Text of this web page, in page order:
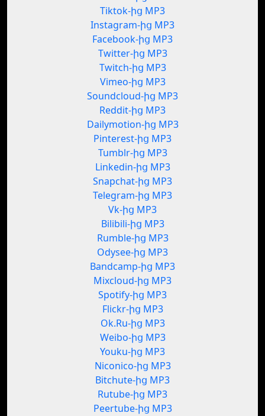
Tiktok-ից MP3
Instagram-ից MP3
Facebook-ից MP3
Twitter-ից MP3
Twitch-ից MP3
Vimeo-ից MP3
Soundcloud-ից MP3
Reddit-ից MP3
Dailymotion-ից MP3
Pinterest-ից MP3
Tumblr-ից MP3
Linkedin-ից MP3
Snapchat-ից MP3
Telegram-ից MP3
Vk-ից MP3
Bilibili-ից MP3
Rumble-ից MP3
Odysee-ից MP3
Bandcamp-ից MP3
Mixcloud-ից MP3
Spotify-ից MP3
Flickr-ից MP3
Ok.Ru-ից MP3
Weibo-ից MP3
Youku-ից MP3
Niconico-ից MP3
Bitchute-ից MP3
Rutube-ից MP3
Peertube-ից MP3